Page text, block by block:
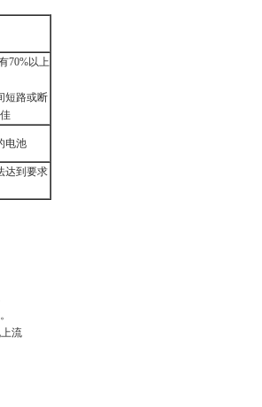
70%以上
短路或断
电池
达到要求
流